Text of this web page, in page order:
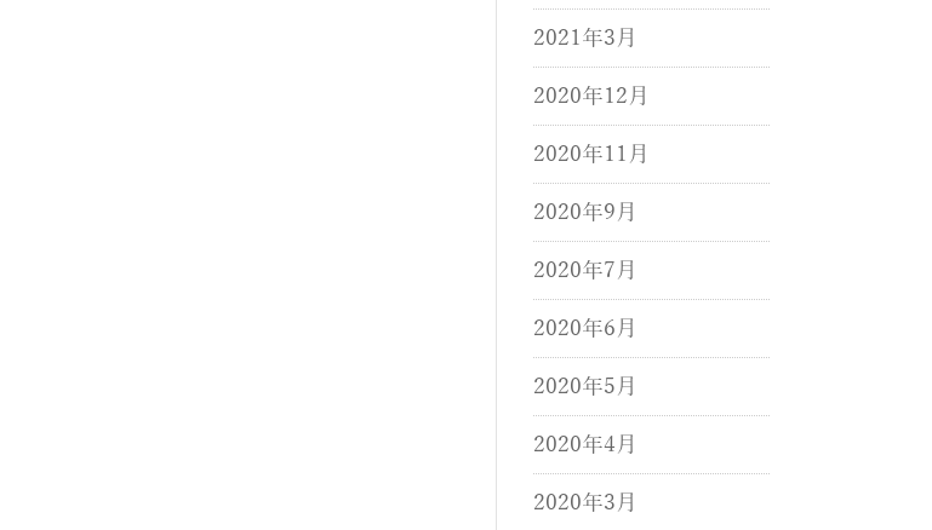
2021年3月
2020年12月
2020年11月
2020年9月
2020年7月
2020年6月
2020年5月
2020年4月
2020年3月